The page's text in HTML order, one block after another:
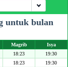
untuk bulan
Magrib
Isya
18:23
19:30
18:23
19:30